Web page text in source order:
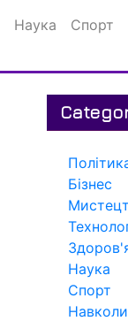
Наука Спорт
Бізнес
Наука
Спорт